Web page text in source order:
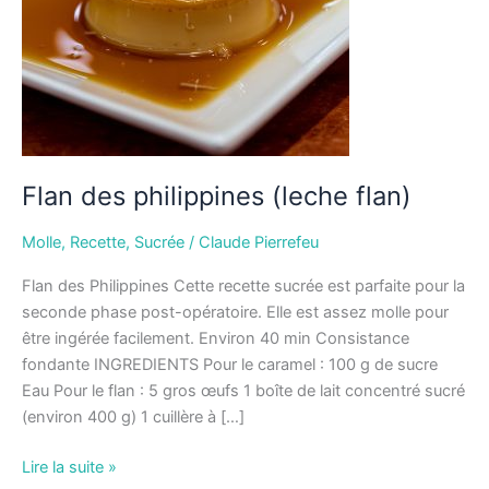
Flan des philippines (leche flan)
Molle, Recette, Sucrée / Claude Pierrefeu
Flan des Philippines Cette recette sucrée est parfaite pour la
seconde phase post-opératoire. Elle est assez molle pour
être ingérée facilement. Environ 40 min Consistance
fondante INGREDIENTS Pour le caramel : 100 g de sucre
Eau Pour le flan : 5 gros œufs 1 boîte de lait concentré sucré
(environ 400 g) 1 cuillère à […]
Lire la suite »